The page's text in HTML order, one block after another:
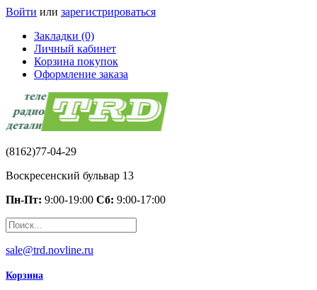
Войти или зарегистрироваться
Закладки (0)
Личный кабинет
Корзина покупок
Оформление заказа
(8162)77-04-29
Воскресенский бульвар 13
Пн-Пт: 9:00-19:00 Сб: 9:00-17:00
sale@trd.novline.ru
Корзина